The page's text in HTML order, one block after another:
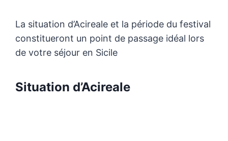
La situation d’Acireale et la période du festival
constitueront un point de passage idéal lors
de votre séjour en Sicile
Situation d’Acireale